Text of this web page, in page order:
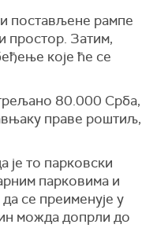
постављене рампе
простор. Затим,
које ће се
80.000 Срба,
праве роштиљ,
је то парковски
парковима и
се преименује у
можда допрли до